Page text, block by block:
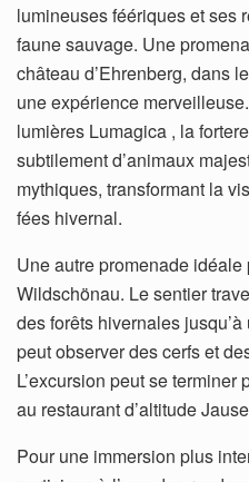
lumineuses féériques et ses
faune sauvage. Une
château d’Ehrenberg, dans
une expérience
lumières Lumagica , la
subtilement d’animaux
mythiques, transformant la
fées hivernal.
Une autre promenade
Wildschönau. Le sentier
des forêts hivernales
peut observer des cerfs et
L’excursion peut se
au restaurant d’altitude
Pour une immersion plus